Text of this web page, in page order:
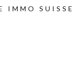
IMMO SUISSE